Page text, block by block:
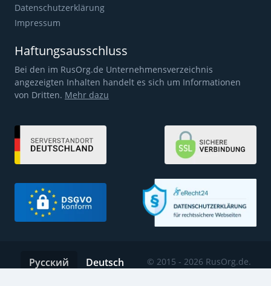
Datenschutzerklärung
Impressum
Haftungsausschluss
Bei den im RusOrg.de Unternehmensverzeichnis
angezeigten Inhalten handelt es sich um Informationen
von Dritten. Mehr dazu
© 2015 - 2026 RusOrg.de.
Русский Deutsch